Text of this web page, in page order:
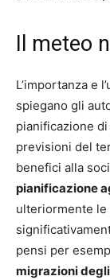
Il meteo
L’importanza e
spiegano gli
pianificazione
previsioni del
benefici alla
pianificazione
ulteriormente
pensi per
migrazioni